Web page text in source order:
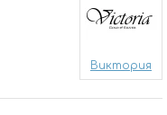
Виктория